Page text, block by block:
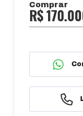
Comprar
R$